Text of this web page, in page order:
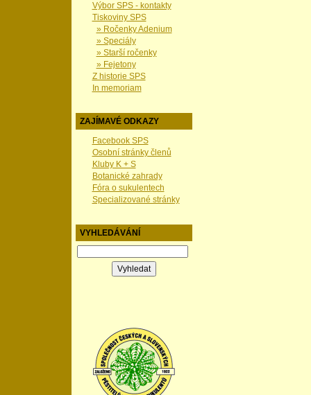
Výbor SPS - kontakty
Tiskoviny SPS
» Ročenky Adenium
» Speciály
» Starší ročenky
» Fejetony
Z historie SPS
In memoriam
ZAJÍMAVÉ ODKAZY
Facebook SPS
Osobní stránky členů
Kluby K + S
Botanické zahrady
Fóra o sukulentech
Specializované stránky
VYHLEDÁVÁNÍ